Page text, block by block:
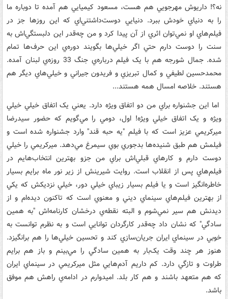
نه؟! داريوش مهرجويي هم هست، مسعود کيميايي هم آمده تا دوباره ما
را به دنياي خودش ببرد. دنيايي دوست‌داشتني‌اي که اين روزها جز در
فيلم‌هاي او نمي‌توان اثري از آن پيدا کرد و من چه‌قدر اين دلبستگي‌اش به
سنت را دوست دارم حتي اگر خيلي‌ها بگويند دوره‌ي اين حرف‌ها تمام
شده. جمال شورجه هم با يک فيلم درباره‌ي جنگ 33 روزه‌ي لبنان آمده.
محمدحسين لطيفي و کمال تبريزي و فريدون جيراني و خيلي‌هاي ديگر هم
هستند. خلاصه امسال همه هستند...
اما اين جشنواره براي من دو اتفاق ويژه دارد. يعني يک اتفاق خيلي خيلي
ويژه و يک اتفاق خيلي ويژه! اول، دومي را مي‌گويم که حضور سيدرضا
ميرکريمي عزيز است که با فيلم "يه حبه قند" وارد جشنواره شده است و
فيلمش هم طبق شنيده‌ها بدجوري بوي سيمرغ مي‌دهد. ميرکريمي را خيلي
دوست دارم و کارهاي قبلي‌اش براي من جزو بهترين انتخاب‌هايم در
فيلم‌هاي پس از انقلاب است. روايت شيرينش از زير نور ماه برايم بسيار
خاطره‌انگيز است و يا فيلم بسيار زيباي خيلي دور، خيلي نزديکش که يکي
از بهترين فيلم‌هاي سينماي ديني و معنوي است که تاکنون ديده‌ام و از
ديدنش هم سير نمي‌شوم و البته نقطه‌ي درخشان کارنامه‌اش "به همين
سادگي" که نشان داد چه‌قدر کارگردان توانايي است و به نظرم توانست به
خوبي در سينماي ايران جريان‌سازي کند و تحسين خيلي‌ها را هم برانگيزد.
هنوز هر چند وقت يک‌بار به همين سادگي را مي‌بينم و باز هم برايم
طراوت و تازگي دارد. کم داريم آدم‌هايي مثل ميرکريمي در سينماي ايران
که هم متعهد باشند و هم کار بلد. اميدوارم در ادامه‌‌ي راهش هم موفق
باشد.